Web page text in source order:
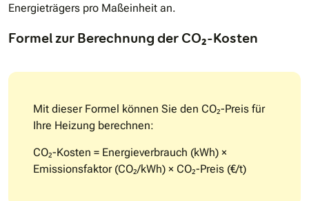
Energieträgers pro Maßeinheit an.
Formel zur Berechnung der CO₂-Kosten
Mit dieser Formel können Sie den CO₂-Preis für
Ihre Heizung berechnen:
CO₂-Kosten = Energieverbrauch (kWh) ×
Emissionsfaktor (CO₂/kWh) × CO₂-Preis (​€/t​)